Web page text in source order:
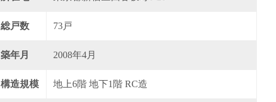
総戸数 73戸
築年月 2008年4月
構造規模 地上6階 地下1階 RC造